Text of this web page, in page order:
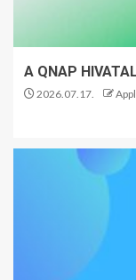
A QNAP
2026.07.17.